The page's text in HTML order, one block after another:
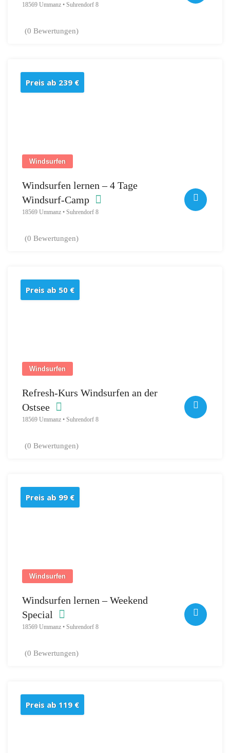
18569 Ummanz • Suhrendorf 8
(0 Bewertungen)
Preis ab 239 €
Windsurfen
Windsurfen lernen – 4 Tage
Windsurf-Camp
18569 Ummanz • Suhrendorf 8
(0 Bewertungen)
Preis ab 50 €
Windsurfen
Refresh-Kurs Windsurfen an der
Ostsee
18569 Ummanz • Suhrendorf 8
(0 Bewertungen)
Preis ab 99 €
Windsurfen
Windsurfen lernen – Weekend
Special
18569 Ummanz • Suhrendorf 8
(0 Bewertungen)
Preis ab 119 €